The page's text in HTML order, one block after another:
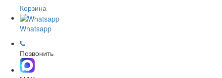
Корзина
Whatsapp
Позвонить